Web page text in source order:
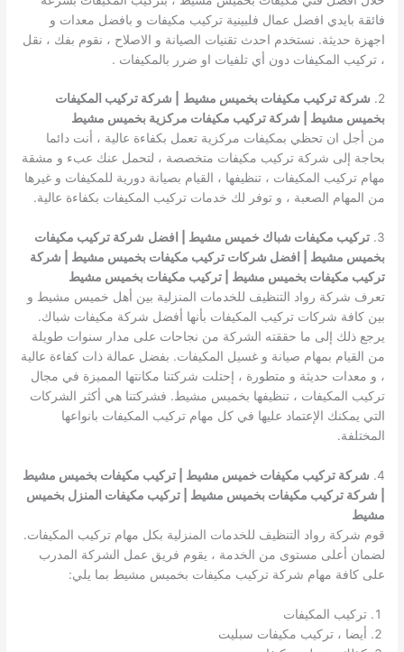
فائقة بايدي افضل عمال فلبينية تركيب مكيفات و بافضل معدات و
اجهزة حديثة. نستخدم احدث تقنيات الصيانة و الاصلاح ، نقوم بفك ، نقل
، تركيب المكيفات دون أي تلفيات او ضرر بالمكيفات .
2. شركة تركيب مكيفات بخميس مشيط
| شركة تركيب المكيفات
بخميس مشيط | شركة تركيب مكيفات مركزية بخميس مشيط
من أجل ان تحظي بمكيفات مركزية تعمل بكفاءة عالية ، أنت دائما
بحاجة إلى شركة تركيب مكيفات متخصصة ، لتحمل عنك عبء و مشقة
مهام تركيب المكيفات ، تنظيفها ، القيام بصيانة دورية للمكيفات و غيرها
من المهام الصعبة ، و توفر لك خدمات تركيب المكيفات بكفاءة عالية.
3. تركيب مكيفات شباك خميس مشيط | افضل شركة تركيب مكيفات
بخميس مشيط | افضل شركات تركيب مكيفات بخميس مشيط | شركة
تركيب مكيفات بخميس مشيط | تركيب مكيفات بخميس مشيط
تعرف شركة رواد التنظيف للخدمات المنزلية بين أهل خميس مشيط و
بين كافة شركات تركيب المكيفات بأنها أفضل شركة مكيفات شباك.
يرجع ذلك إلى ما حققته الشركة من نجاحات على مدار سنوات طويلة
من القيام بمهام صيانة و غسيل المكيفات. بفضل عمالة ذات كفاءة عالية
، و معدات حديثة و متطورة ، إحتلت شركتنا مكانتها المميزة في مجال
تركيب المكيفات ، تنظيفها بخميس مشيط. فشركتنا هي أكثر الشركات
التي يمكنك الإعتماد عليها في كل مهام تركيب المكيفات بانواعها
المختلفة.
4. شركة تركيب مكيفات خميس مشيط | تركيب مكيفات بخميس مشيط
| شركة تركيب مكيفات بخميس مشيط | تركيب مكيفات المنزل بخميس
مشيط
قوم شركة رواد التنظيف للخدمات المنزلية بكل مهام تركيب المكيفات.
لضمان أعلى مستوى من الخدمة ، يقوم فريق عمل الشركة المدرب
على كافة مهام شركة تركيب مكيفات بخميس مشيط بما يلي:
تركيب المكيفات
أيضا ، تركيب مكيفات سبليت